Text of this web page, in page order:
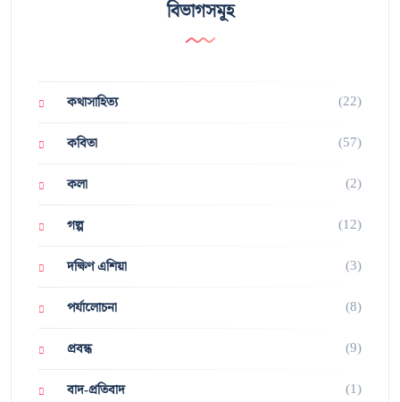
বিভাগসমূহ
কথাসাহিত্য (22)
কবিতা (57)
কলা (2)
গল্প (12)
দক্ষিণ এশিয়া (3)
পর্যালোচনা (8)
প্রবন্ধ (9)
বাদ-প্রতিবাদ (1)